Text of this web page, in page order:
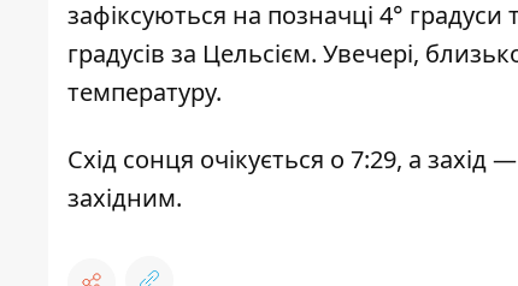
зафіксуються на позначці 4°
градусів за Цельсієм. Увечері,
температуру.
Схід сонця очікується о 7:29, а
західним.